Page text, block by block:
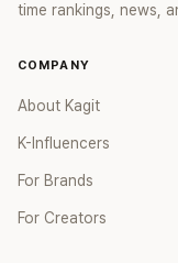
time rankings, news,
COMPANY
About Kagit
K-Influencers
For Brands
For Creators